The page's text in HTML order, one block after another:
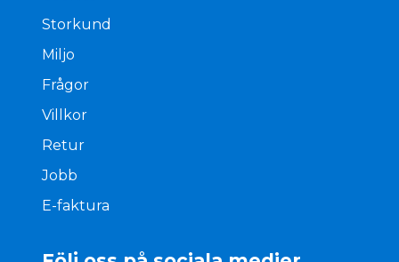
Storkund
Miljo
Frågor
Villkor
Retur
Jobb
E-faktura